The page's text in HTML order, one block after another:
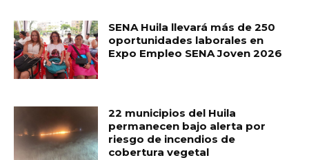
SENA Huila llevará más de 250
oportunidades laborales en
Expo Empleo SENA Joven 2026
22 municipios del Huila
permanecen bajo alerta por
riesgo de incendios de
cobertura vegetal